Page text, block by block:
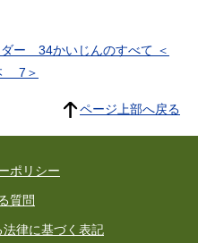
ー 34かいじんのすべて ＜
7＞
ページ上部へ戻る
ポリシー
質問
律に基づく表記